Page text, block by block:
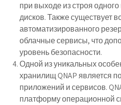
при выходе из строя
дисков. Также существует
автоматизированного
облачные сервисы, что
уровень безопасности.
Одной из уникальных
хранилищ QNAP является
приложений и сервисов.
платформу операционной